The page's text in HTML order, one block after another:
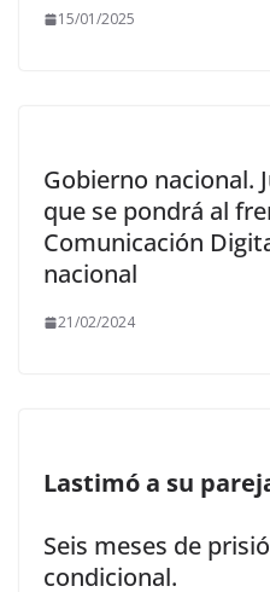
15/01/2025
Gobierno nacional.
que se pondrá al
Comunicación
nacional
21/02/2024
Lastimó a su
Seis meses de
condicional.